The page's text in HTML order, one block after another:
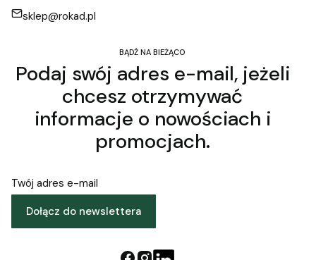
sklep@rokad.pl
BĄDŹ NA BIEŻĄCO
Podaj swój adres e-mail, jeżeli
chcesz otrzymywać
informacje o nowościach i
promocjach.
Twój adres e-mail
Dołącz do newslettera